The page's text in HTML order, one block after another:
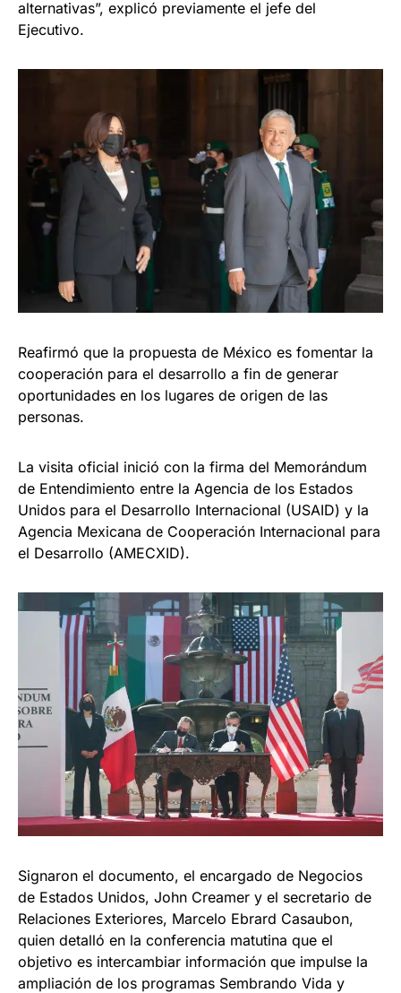
alternativas”, explicó previamente el jefe del
Ejecutivo.
Reafirmó que la propuesta de México es fomentar la
cooperación para el desarrollo a fin de generar
oportunidades en los lugares de origen de las
personas.
La visita oficial inició con la firma del Memorándum
de Entendimiento entre la Agencia de los Estados
Unidos para el Desarrollo Internacional (USAID) y la
Agencia Mexicana de Cooperación Internacional para
el Desarrollo (AMECXID).
Signaron el documento, el encargado de Negocios
de Estados Unidos, John Creamer y el secretario de
Relaciones Exteriores, Marcelo Ebrard Casaubon,
quien detalló en la conferencia matutina que el
objetivo es intercambiar información que impulse la
ampliación de los programas Sembrando Vida y